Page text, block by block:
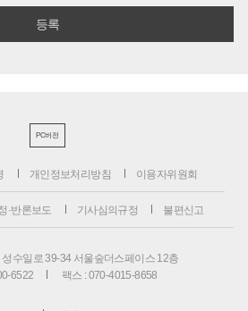
PC버전
개인정보처리방침 이용자위원회
·반론보도 기사심의규정 불편신고
수일로 39-34 서울숲더스페이스 12층
6522
팩스 : 070-4015-8658